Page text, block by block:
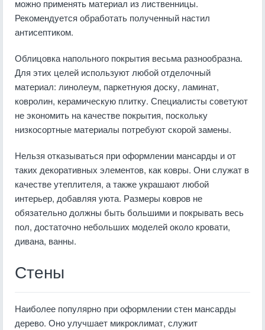
можно применять материал из лиственницы.
Рекомендуется обработать полученный настил
антисептиком.
Облицовка напольного покрытия весьма разнообразна.
Для этих целей используют любой отделочный
материал: линолеум, паркетнуюя доску, ламинат,
ковролин, керамическую плитку. Специалисты советуют
не экономить на качестве покрытия, поскольку
низкосортные материалы потребуют скорой замены.
Нельзя отказываться при оформлении мансарды и от
таких декоративных элементов, как ковры. Они служат в
качестве утеплителя, а также украшают любой
интерьер, добавляя уюта. Размеры ковров не
обязательно должны быть большими и покрывать весь
пол, достаточно небольших моделей около кровати,
дивана, ванны.
Стены
Наиболее популярно при оформлении стен мансарды
дерево. Оно улучшает микроклимат, служит